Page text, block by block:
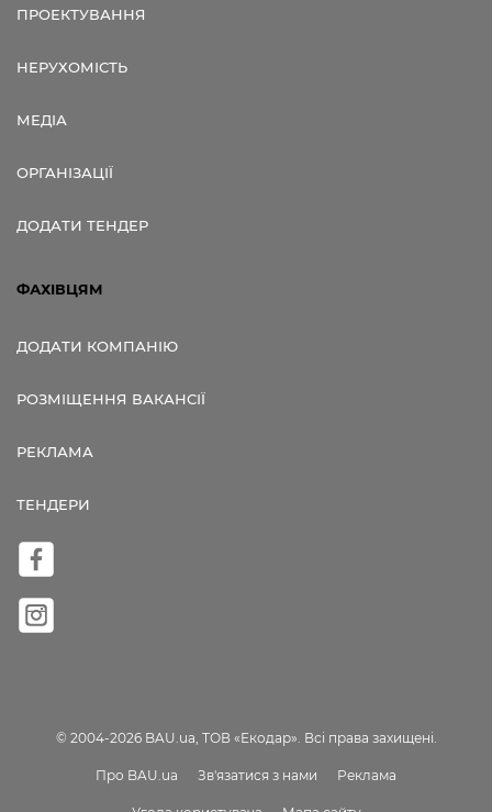
ПРОЕКТУВАННЯ
НЕРУХОМІСТЬ
МЕДІА
ОРГАНІЗАЦІЇ
ДОДАТИ ТЕНДЕР
ФАХІВЦЯМ
ДОДАТИ КОМПАНІЮ
РОЗМІЩЕННЯ ВАКАНСІЇ
РЕКЛАМА
ТЕНДЕРИ
© 2004-2026 BAU.ua, ТОВ «Екодар». Всі права захищені.
Про BAU.ua Зв'язатися з нами Реклама